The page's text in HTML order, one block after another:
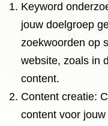
Keyword
jouw doelgroep
zoekwoorden op
website, zoals in
content.
Content creatie:
content voor